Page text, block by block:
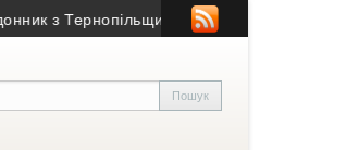
з Тернопільщини • Ексголкіпер